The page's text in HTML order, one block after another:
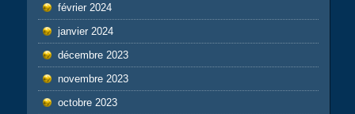
février 2024
janvier 2024
décembre 2023
novembre 2023
octobre 2023